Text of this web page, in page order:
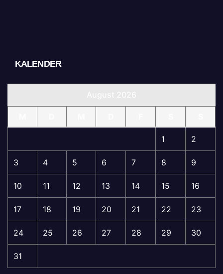
KALENDER
1 2
3 4 5 6 7 8 9
10 11 12 13 14 15 16
17 18 19 20 21 22 23
24 25 26 27 28 29 30
31